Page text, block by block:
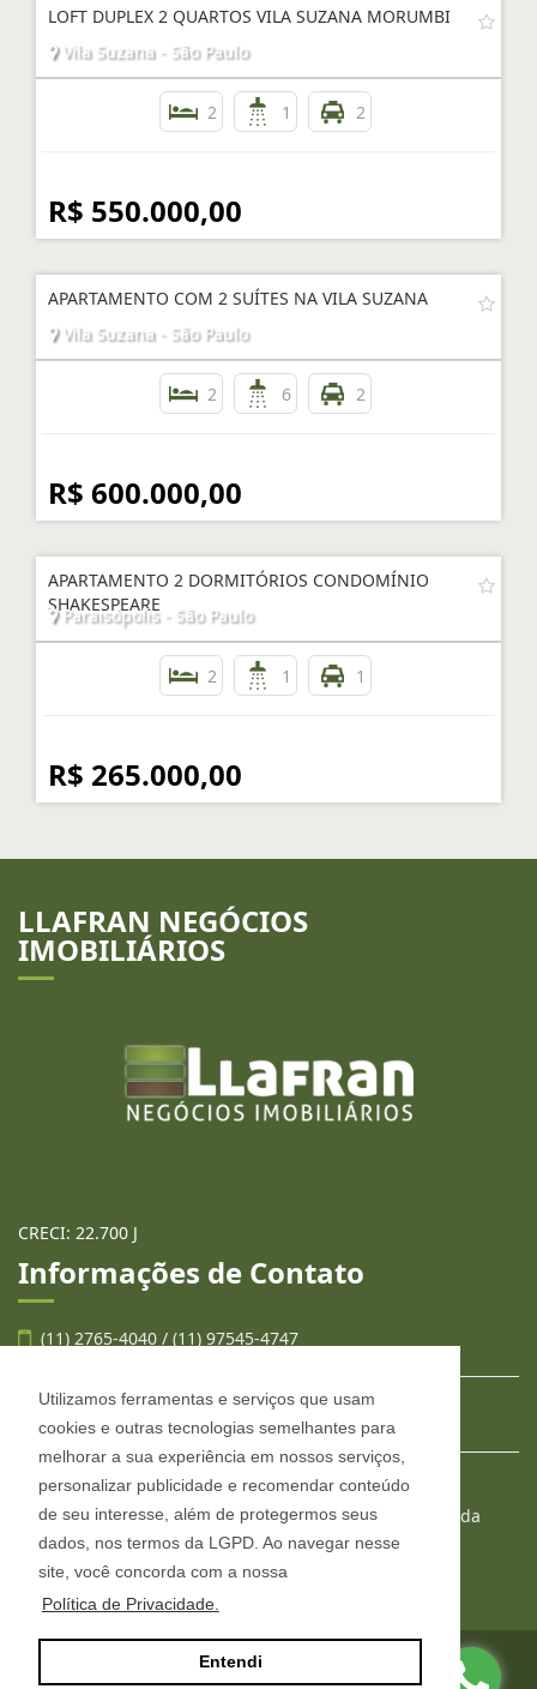
Utilizamos ferramentas e serviços que usam
cookies e outras tecnologias semelhantes para
melhorar a sua experiência em nossos serviços,
personalizar publicidade e recomendar conteúdo
de seu interesse, além de protegermos seus
dados, nos termos da LGPD. Ao navegar nesse
site, você concorda com a nossa
Política de Privacidade.
Entendi
LOFT DUPLEX 2 QUARTOS VILA SUZANA MORUMBI
Vila Suzana - São Paulo
2 1 2
R$ 550.000,00
APARTAMENTO COM 2 SUÍTES NA VILA SUZANA
Vila Suzana - São Paulo
2 6 2
R$ 600.000,00
APARTAMENTO 2 DORMITÓRIOS CONDOMÍNIO
SHAKESPEARE
Paraisópolis - São Paulo
2 1 1
R$ 265.000,00
LLAFRAN NEGÓCIOS
IMOBILIÁRIOS
CRECI: 22.700 J
Informações de Contato
(11) 2765-4040 / (11) 97545-4747
LLAFRAN NEGÓCIOS IMOBILIÁRIOS
Estr. São Francisco, 2008, conjunto 303, Jardim Wanda
Taboão da Serra - São Paulo
CEP: 06765-904
ImóvelOffice© - Todos os direitos reservados